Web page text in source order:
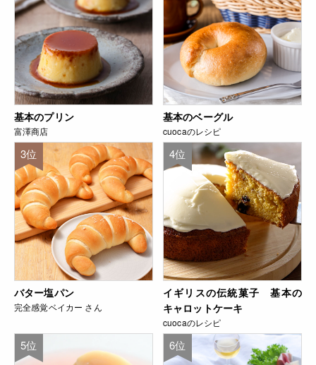
基本のプリン
富澤商店
基本のベーグル
cuocaのレシピ
3位
バター塩パン
完全感覚ベイカー さん
4位
イギリスの伝統菓子 基本の
キャロットケーキ
cuocaのレシピ
5位 6位